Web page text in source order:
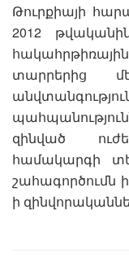
Թուրքիայի
2012
տարրերից
զինված
համակարգի
շահագործումն
ի